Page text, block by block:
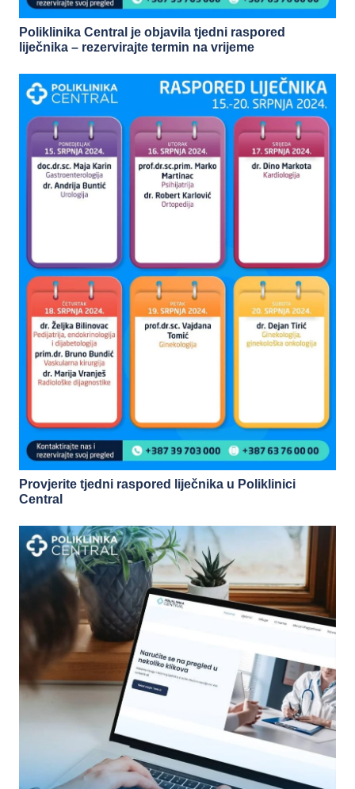
Poliklinika Central je objavila tjedni raspored
liječnika – rezervirajte termin na vrijeme
Provjerite tjedni raspored liječnika u Poliklinici
Central